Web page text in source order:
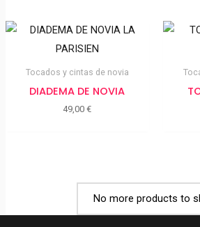
Tocados y cintas de novia
DIADEMA DE NOVIA
49,00€
No more products to